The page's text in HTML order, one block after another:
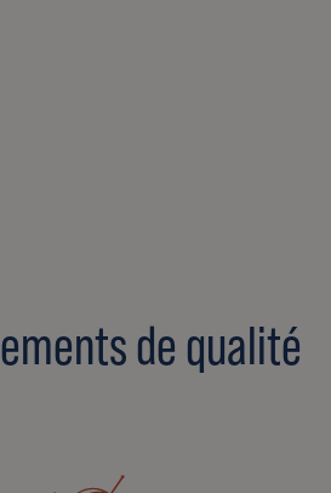
de qualité